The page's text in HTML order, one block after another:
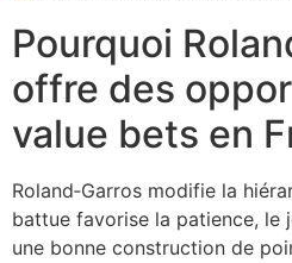
Pourquoi
offre des
value bets en
Roland‑Garros modifie la
battue favorise la patience, le
une bonne construction de